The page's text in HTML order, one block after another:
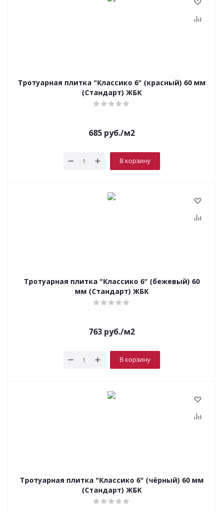
Тротуарная плитка "Классико 6" (красный) 60 мм
(Стандарт) ЖБК
685 руб./м2
В корзину
Тротуарная плитка "Классико 6" (бежевый) 60
мм (Стандарт) ЖБК
763 руб./м2
В корзину
Тротуарная плитка "Классико 6" (чёрный) 60 мм
(Стандарт) ЖБК